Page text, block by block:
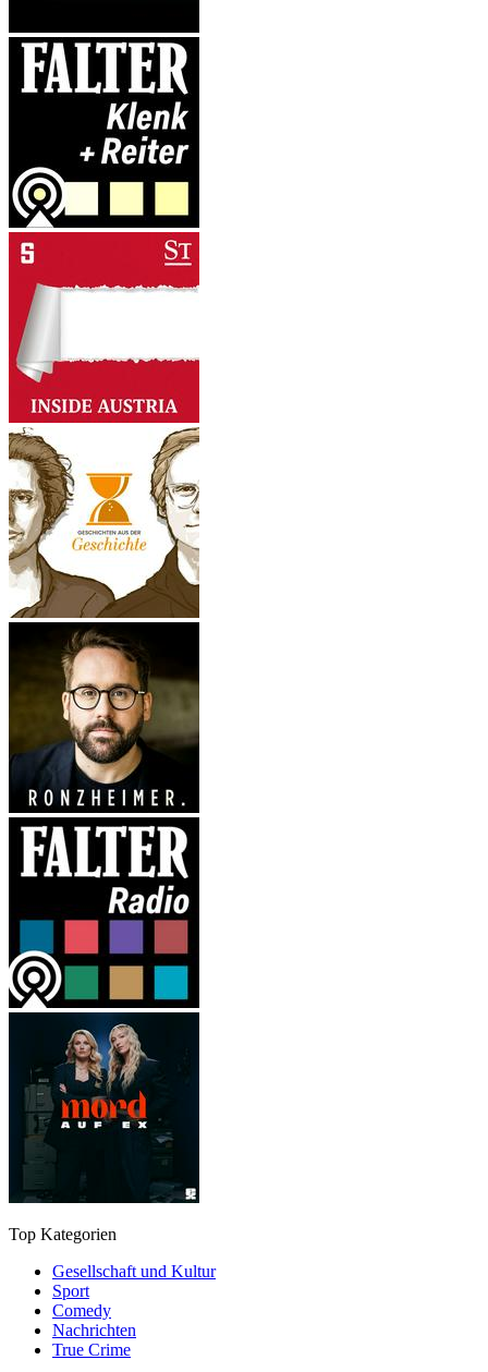
Top Kategorien
Gesellschaft und Kultur
Sport
Comedy
Nachrichten
True Crime